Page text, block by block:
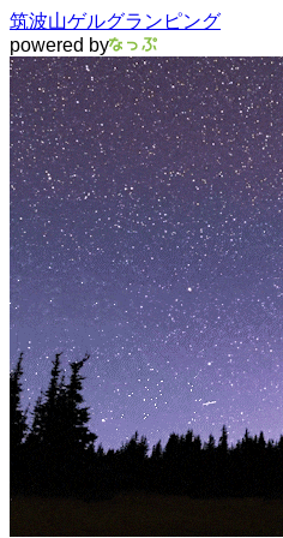
筑波山ゲルグランピング
powered by